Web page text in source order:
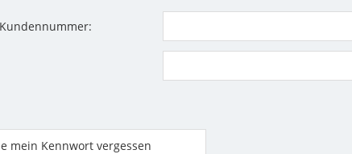
mein Kennwort vergessen